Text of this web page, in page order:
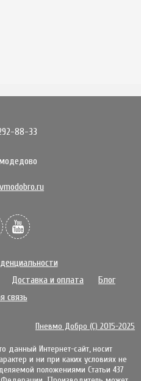
88-33
Доставка и оплата
Блог
связь
Пневмо Добро (С) 2015-2025
данный Интернет-сайт, носит
и ни при каких условиях не
положениями Статьи 437